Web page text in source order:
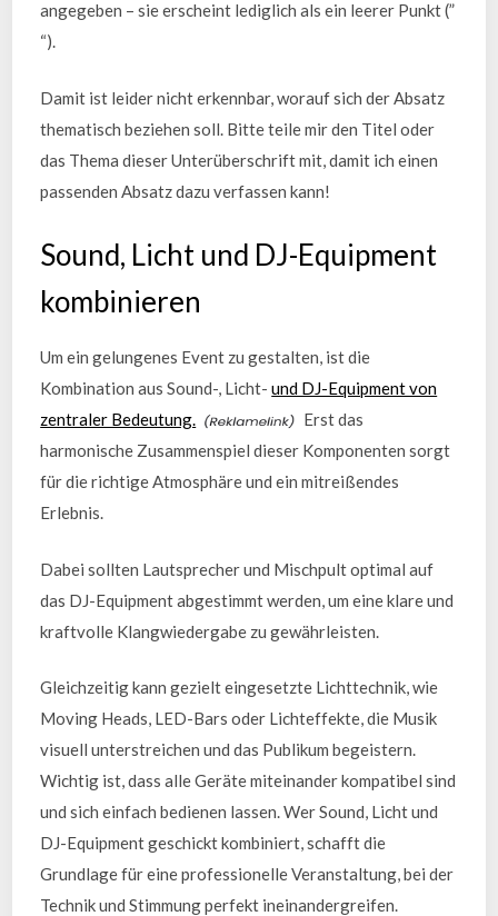
angegeben – sie erscheint lediglich als ein leerer Punkt (”
“).
Damit ist leider nicht erkennbar, worauf sich der Absatz
thematisch beziehen soll. Bitte teile mir den Titel oder
das Thema dieser Unterüberschrift mit, damit ich einen
passenden Absatz dazu verfassen kann!
Sound, Licht und DJ-Equipment
kombinieren
Um ein gelungenes Event zu gestalten, ist die
Kombination aus Sound-, Licht-und DJ-Equipment von
zentraler Bedeutung.
Erst das
harmonische Zusammenspiel dieser Komponenten sorgt
für die richtige Atmosphäre und ein mitreißendes
Erlebnis.
Dabei sollten Lautsprecher und Mischpult optimal auf
das DJ-Equipment abgestimmt werden, um eine klare und
kraftvolle Klangwiedergabe zu gewährleisten.
Gleichzeitig kann gezielt eingesetzte Lichttechnik, wie
Moving Heads, LED-Bars oder Lichteffekte, die Musik
visuell unterstreichen und das Publikum begeistern.
Wichtig ist, dass alle Geräte miteinander kompatibel sind
und sich einfach bedienen lassen. Wer Sound, Licht und
DJ-Equipment geschickt kombiniert, schafft die
Grundlage für eine professionelle Veranstaltung, bei der
Technik und Stimmung perfekt ineinandergreifen.